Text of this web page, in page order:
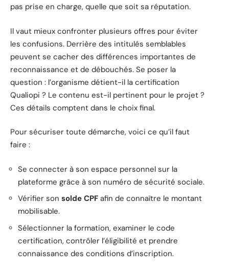
pas prise en charge, quelle que soit sa réputation.
Il vaut mieux confronter plusieurs offres pour éviter
les confusions. Derrière des intitulés semblables
peuvent se cacher des différences importantes de
reconnaissance et de débouchés. Se poser la
question : l’organisme détient-il la certification
Qualiopi ? Le contenu est-il pertinent pour le projet ?
Ces détails comptent dans le choix final.
Pour sécuriser toute démarche, voici ce qu’il faut
faire :
Se connecter à son espace personnel sur la
plateforme grâce à son numéro de sécurité sociale.
Vérifier son solde CPF afin de connaître le montant
mobilisable.
Sélectionner la formation, examiner le code
certification, contrôler l’éligibilité et prendre
connaissance des conditions d’inscription.